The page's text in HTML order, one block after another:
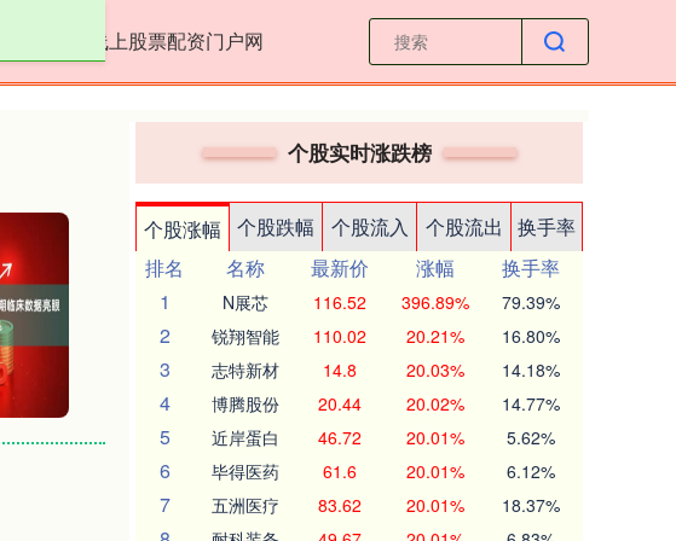
线上股票配资门户网
个股实时涨跌榜
个股涨幅 个股跌幅 个股流入 个股流出
换手率
排名
名称 最新价 涨幅
换手率
1
N展芯 116.52 396.89% 79.39%
2 锐翔智能 110.02 20.21% 16.80%
3 志特新材 14.8 20.03% 14.18%
4 博腾股份 20.44 20.02% 14.77%
5 近岸蛋白 46.72 20.01% 5.62%
6 毕得医药 61.6 20.01% 6.12%
7 五洲医疗 83.62 20.01% 18.37%